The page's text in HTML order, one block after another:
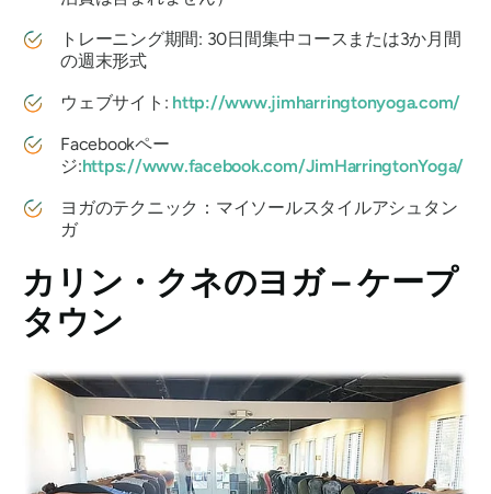
トレーニング期間: 30日間集中コースまたは3か月間
の週末形式
ウェブサイト: http://www.jimharringtonyoga.com/
Facebookペー
ジ:https://www.facebook.com/JimHarringtonYoga/
ヨガのテクニック：マイソールスタイルアシュタン
ガ
カリン・クネのヨガ – ケープ
タウン